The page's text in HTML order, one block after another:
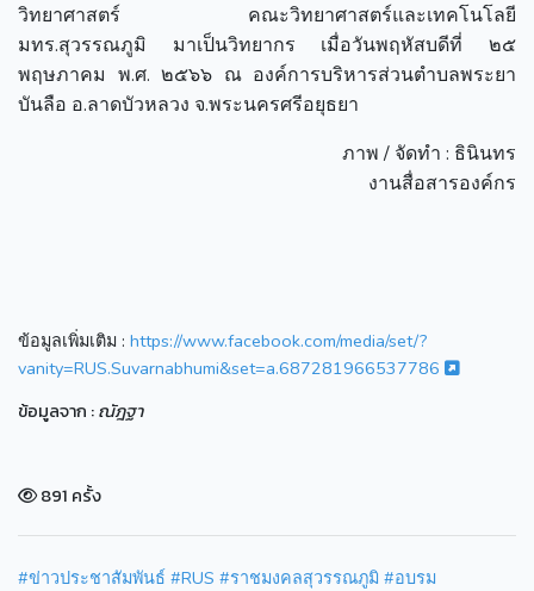
วิทยาศาสตร์ คณะวิทยาศาสตร์และเทคโนโลยี
มทร.สุวรรณภูมิ มาเป็นวิทยากร เมื่อวันพฤหัสบดีที่ ๒๕
พฤษภาคม พ.ศ. ๒๕๖๖ ณ องค์การบริหารส่วนตำบลพระยา
บันลือ อ.ลาดบัวหลวง จ.พระนครศรีอยุธยา
ภาพ / จัดทำ : ธินินทร
งานสื่อสารองค์กร
ข้อมูลเพิ่มเติม : https://www.facebook.com/media/set/?
vanity=RUS.Suvarnabhumi&set=a.687281966537786
ข้อมูลจาก :ณัฎฐา
891 ครั้ง
#ข่าวประชาสัมพันธ์ #RUS #ราชมงคลสุวรรณภูมิ #อบรม